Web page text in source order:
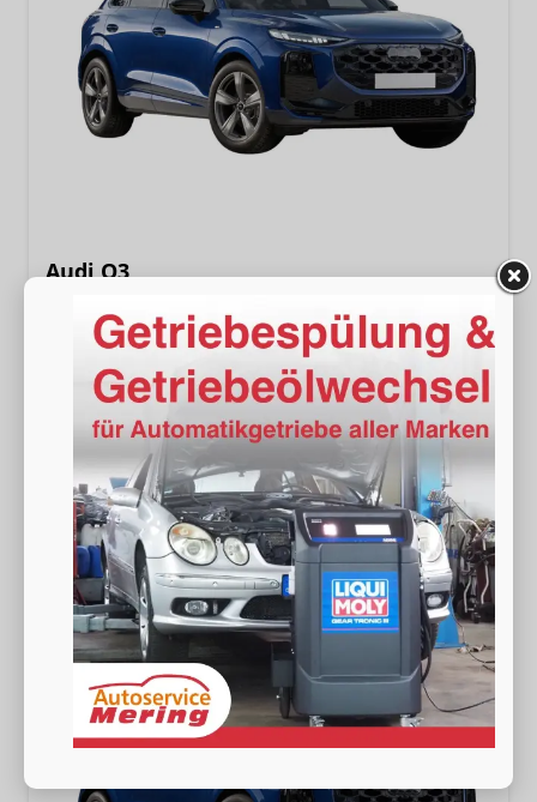
Audi Q3
unverbindliche Lieferzeit: 15.09.2026 Neuwagen
Automatik
Benzin Außenfarbe [2D2D] Navarrablau Metallic
48.990,– €
incl. 19% MwSt.
Wir rufen Sie anFahrzeugexposé (PDF)
Fahrzeug parken
Verbrauch kombiniert:8,30 l/100km
2-Klasse: G
2-Emissionen:189,00 g/km